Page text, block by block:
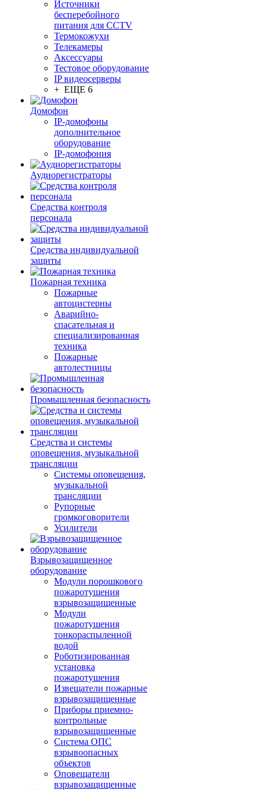
Источники
бесперебойного
питания для CCTV
Термокожухи
Телекамеры
Аксессуары
Тестовое оборудование
IP видеосерверы
+ ЕЩЕ 6
Домофон
IP-домофоны
дополнительное
оборудование
IP-домофония
Аудиорегистраторы
Средства контроля
персонала
Средства индивидуальной
защиты
Пожарная техника
Пожарные
автоцистерны
Аварийно-
спасательная и
специализированная
техника
Пожарные
автолестницы
Промышленная безопасность
Средства и системы
оповещения, музыкальной
трансляции
Системы оповещения,
музыкальной
трансляции
Рупорные
громкоговорители
Усилители
Взрывозащищенное
оборудование
Модули порошкового
пожаротушения
взрывозащищенные
Модули
пожаротушения
тонкораспыленной
водой
Роботизированная
установка
пожаротушения
Извещатели пожарные
взрывозащищенные
Приборы приемно-
контрольные
взрывозащищенные
Система ОПС
взрывоопасных
объектов
Оповещатели
взрывозащищенные